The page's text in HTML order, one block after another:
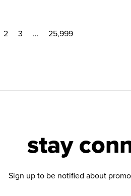
2 3 … 25,999
stay
Sign up to be notified about